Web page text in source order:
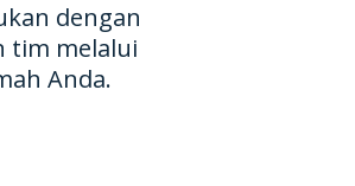
dengan
tim melalui
Anda.